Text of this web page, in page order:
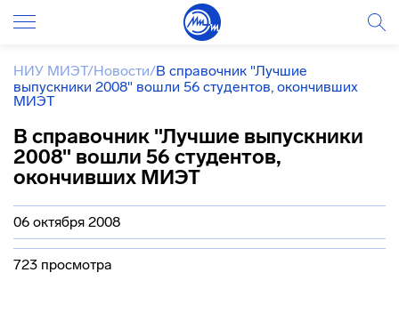
НИУ МИЭТ/Новости/В справочник "Лучшие
выпускники 2008" вошли 56 студентов, окончивших
МИЭТ
В справочник "Лучшие выпускники
2008" вошли 56 студентов,
окончивших МИЭТ
06 октября 2008
723 просмотра